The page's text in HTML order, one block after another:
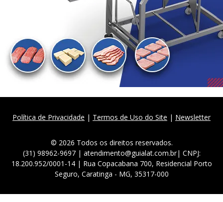
Política de Privacidade | Termos de Uso do Site | Newsletter
© 2026 Todos os direitos reservados.
(31) 98962-9697 | atendimento@guialat.com.br| CNPJ:
18.200.952/0001-14 | Rua Copacabana 700, Residencial Porto
Seguro, Caratinga - MG, 35317-000